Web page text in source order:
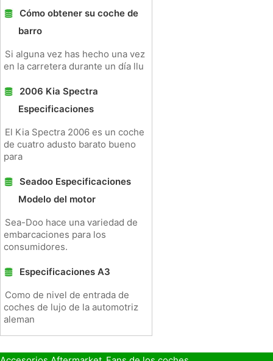
Cómo obtener su coche de
barro
Si alguna vez has hecho una vez
en la carretera durante un día llu
2006 Kia Spectra
Especificaciones
El Kia Spectra 2006 es un coche
de cuatro adusto barato bueno
para
Seadoo Especificaciones
Modelo del motor
Sea-Doo hace una variedad de
embarcaciones para los
consumidores.
Especificaciones A3
Como de nivel de entrada de
coches de lujo de la automotriz
aleman